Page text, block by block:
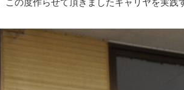
この度作らせて頂きましたキャリヤを実践